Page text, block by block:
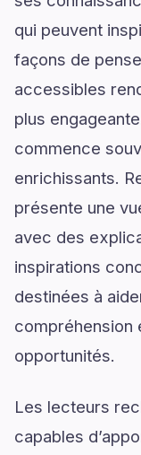
qui peuvent
façons de
accessibles
plus
commence
enrichissants.
présente une
avec des
inspirations
destinées à
compréhension
opportunités.
Les lecteurs
capables